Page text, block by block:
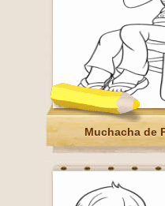
Muchacha de